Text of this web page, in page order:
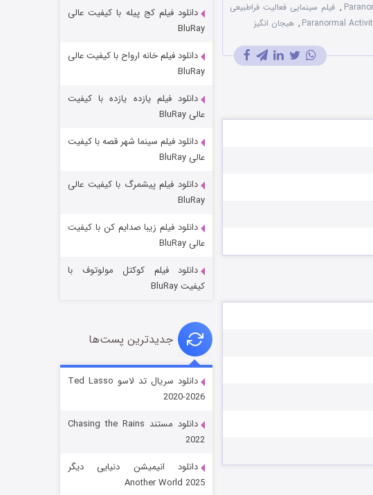
, فیلم سینمایی فعالیت فراطبیعی
, هیجان انگیز
خاندان اژدها فصل ۳
جادوگری در مغولستان
قسمت
دانلود فیلم کج‌ پیله با کیفیت عالی
BluRay
دانلود فیلم خانه ارواح با کیفیت عالی
BluRay
دانلود فیلم یازده یازده با کیفیت
عالی BluRay
دانلود فیلم سینما شهر قصه با کیفیت
عالی BluRay
دانلود فیلم پیشمرگ با کیفیت عالی
BluRay
دانلود فیلم زیبا صدایم کن با کیفیت
عالی BluRay
دانلود فیلم کوکتل مولوتوف با
کیفیت BluRay
جدیدترین پست‌ها
دانلود سریال تد لاسو Ted Lasso
2020-2026
دانلود مستند Chasing the Rains
2022
دانلود انیمیشن دنیایی دیگر
Another World 2025